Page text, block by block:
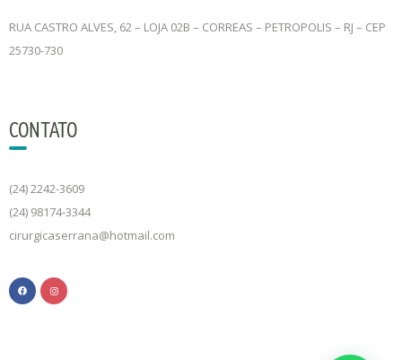
RUA CASTRO ALVES, 62 – LOJA 02B – CORREAS – PETROPOLIS – RJ – CEP
25730-730
CONTATO
(24) 2242-3609
(24) 98174-3344
cirurgicaserrana@hotmail.com